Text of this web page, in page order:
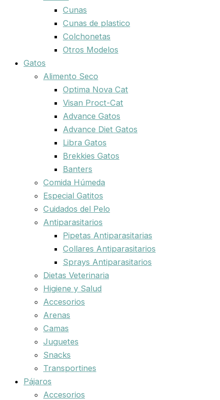
Cunas
Cunas de plastico
Colchonetas
Otros Modelos
Gatos
Alimento Seco
Optima Nova Cat
Visan Proct-Cat
Advance Gatos
Advance Diet Gatos
Libra Gatos
Brekkies Gatos
Banters
Comida Húmeda
Especial Gatitos
Cuidados del Pelo
Antiparasitarios
Pipetas Antiparasitarias
Collares Antiparasitarios
Sprays Antiparasitarios
Dietas Veterinaria
Higiene y Salud
Accesorios
Arenas
Camas
Juguetes
Snacks
Transportines
Pájaros
Accesorios